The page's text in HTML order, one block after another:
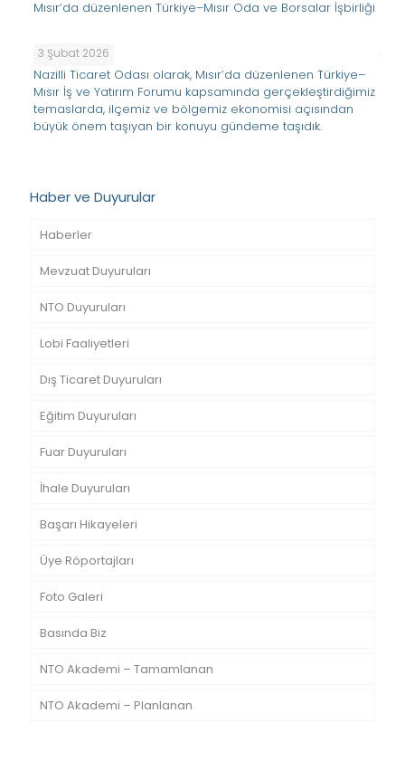
Mısır’da düzenlenen Türkiye–Mısır Oda ve Borsalar İşbirliği
3 Şubat 2026
Nazilli Ticaret Odası olarak, Mısır’da düzenlenen Türkiye–
Mısır İş ve Yatırım Forumu kapsamında gerçekleştirdiğimiz
temaslarda, ilçemiz ve bölgemiz ekonomisi açısından
büyük önem taşıyan bir konuyu gündeme taşıdık.
Haber ve Duyurular
Haberler
Mevzuat Duyuruları
NTO Duyuruları
Lobi Faaliyetleri
Dış Ticaret Duyuruları
Eğitim Duyuruları
Fuar Duyuruları
İhale Duyuruları
Başarı Hikayeleri
Üye Röportajları
Foto Galeri
Basında Biz
NTO Akademi – Tamamlanan
NTO Akademi – Planlanan